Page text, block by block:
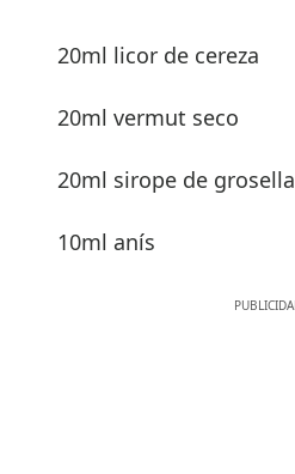
20ml licor de cereza
20ml vermut seco
20ml sirope de grosella
10ml anís